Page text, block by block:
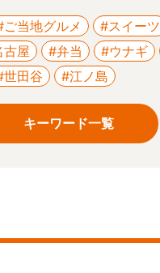
ご当地グルメ #スイーツ
古屋 #弁当 #ウナギ
世田谷 #江ノ島
キーワード一覧